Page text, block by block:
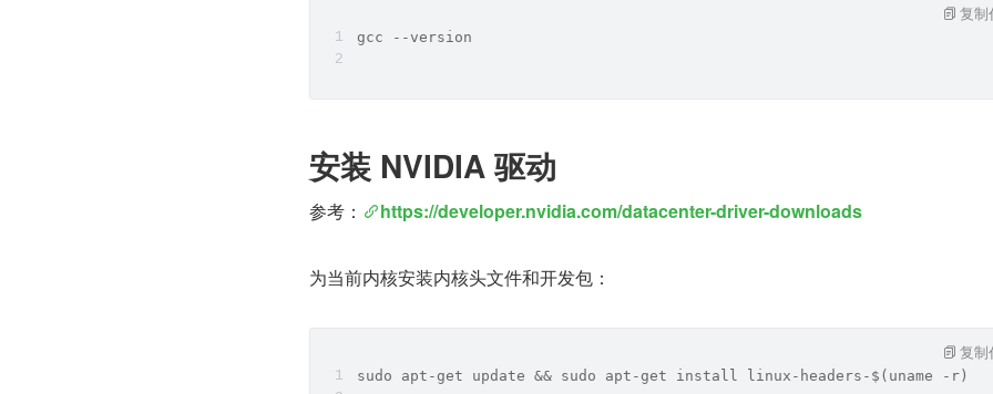
gcc --version
复制
安装 NVIDIA 驱动
参考： https://developer.nvidia.com/datacenter-driver-downloads
为当前内核安装内核头文件和开发包：
sudo apt-get update && sudo apt-get install linux-headers-$(uname -r)
复制